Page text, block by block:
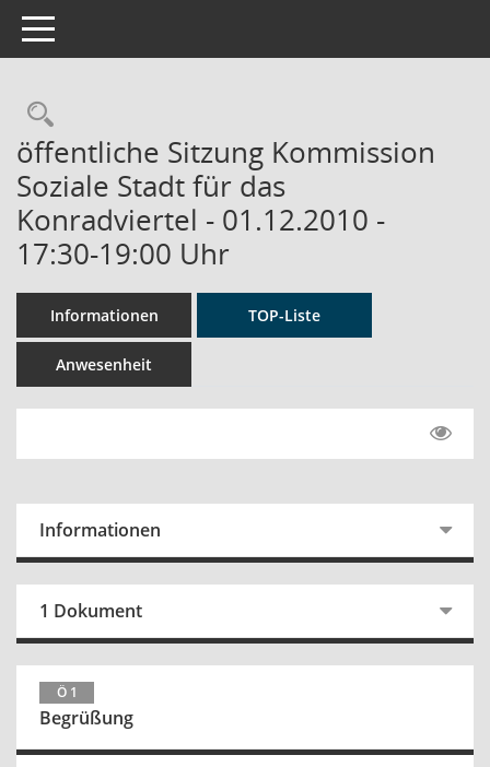
Toggle navigation
Rechercheauswahl
öffentliche Sitzung Kommission
Soziale Stadt für das
Konradviertel - 01.12.2010 -
17:30-19:00 Uhr
Informationen TOP-Liste
Anwesenheit
Informationen
1 Dokument
Ö 1
Begrüßung